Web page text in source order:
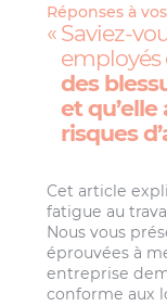
Réponses à
Saviez-
employés
des
et
risques
Cet article
fatigue au
Nous vous
éprouvées à
entreprise
conforme aux